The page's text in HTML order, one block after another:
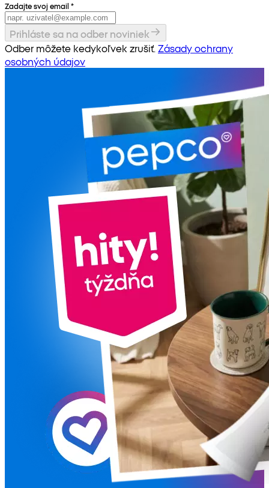
Zadajte svoj email *
Prihláste sa na odber noviniek
Odber môžete kedykoľvek zrušiť. Zásady ochrany
osobných údajov